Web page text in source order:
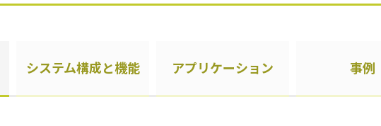
システム構成と機能 アプリケーション 事例